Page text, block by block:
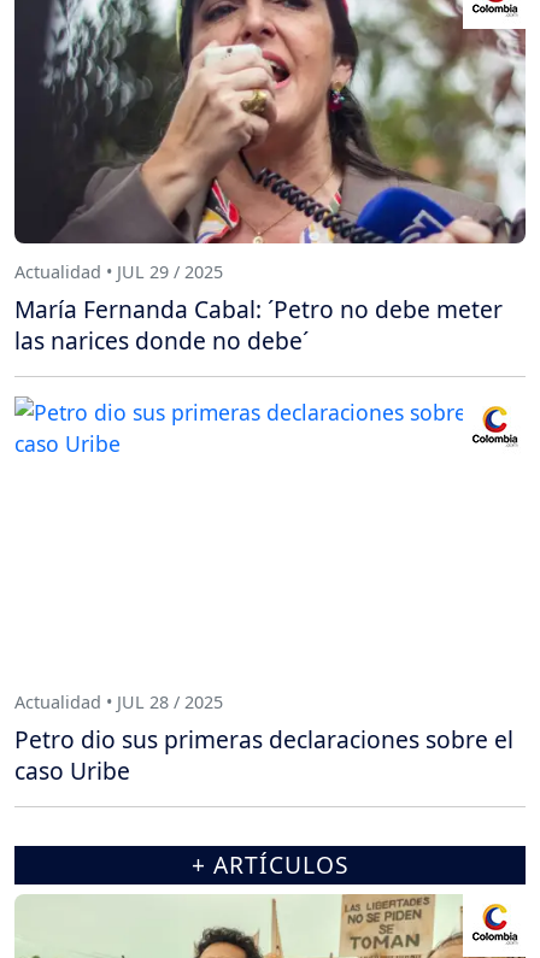
Actualidad • JUL 29 / 2025
María Fernanda Cabal: ´Petro no debe meter
las narices donde no debe´
Actualidad • JUL 28 / 2025
Petro dio sus primeras declaraciones sobre el
caso Uribe
+ ARTÍCULOS